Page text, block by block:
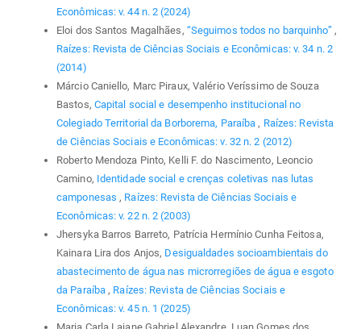
Econômicas: v. 44 n. 2 (2024)
Eloi dos Santos Magalhães, “Seguimos todos no barquinho” ,
Raízes: Revista de Ciências Sociais e Econômicas: v. 34 n. 2
(2014)
Márcio Caniello, Marc Piraux, Valério Veríssimo de Souza
Bastos, Capital social e desempenho institucional no
Colegiado Territorial da Borborema, Paraíba , Raízes: Revista
de Ciências Sociais e Econômicas: v. 32 n. 2 (2012)
Roberto Mendoza Pinto, Kelli F. do Nascimento, Leoncio
Camino, Identidade social e crenças coletivas nas lutas
camponesas , Raízes: Revista de Ciências Sociais e
Econômicas: v. 22 n. 2 (2003)
Jhersyka Barros Barreto, Patrícia Hermínio Cunha Feitosa,
Kainara Lira dos Anjos, Desigualdades socioambientais do
abastecimento de água nas microrregiões de água e esgoto
da Paraíba , Raízes: Revista de Ciências Sociais e
Econômicas: v. 45 n. 1 (2025)